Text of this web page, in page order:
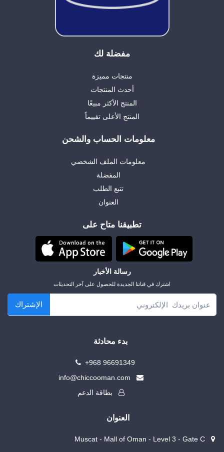
مفضلة لك
منتجات مميزة
أحدث المنتجات
المنتج الأكثر مبيعًا
المنتج الأعلى تقييماً
معلومات الحساب والشحن
معلومات الملف الشخصي
المفضلة
تتبع الطلب
العنوان
تطبيقنا متاح على
رسالة الأخبار
اشترك في قناتنا الجديدة للحصول على آخر التحديثات
الإشتراك
بدء محادثة
+968 96691349
بطاقة الدعم
العنوان